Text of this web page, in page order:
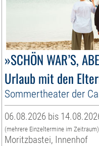
»SCHÖN WAR’S,
Urlaub mit den
Sommertheater der
06.08.2026 bis
(mehrere Einzeltermine im Zeitraum)
Moritzbastei, Innenhof